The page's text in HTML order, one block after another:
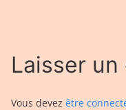
Laisser
Vous devez être